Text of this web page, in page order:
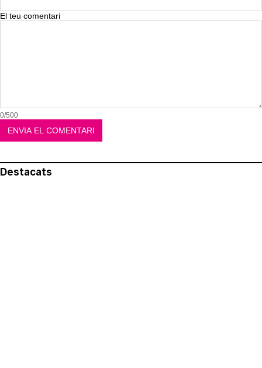
El teu comentari
0/500
Destacats